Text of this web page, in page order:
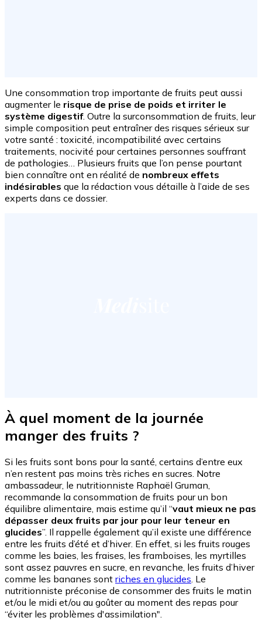
Une consommation trop importante de fruits peut aussi
augmenter le risque de prise de poids et irriter le
système digestif. Outre la surconsommation de fruits, leur
simple composition peut entraîner des risques sérieux sur
votre santé : toxicité, incompatibilité avec certains
traitements, nocivité pour certaines personnes souffrant
de pathologies… Plusieurs fruits que l’on pense pourtant
bien connaître ont en réalité de nombreux effets
indésirables que la rédaction vous détaille à l’aide de ses
experts dans ce dossier.
À quel moment de la journée
manger des fruits ?
Si les fruits sont bons pour la santé, certains d’entre eux
n’en restent pas moins très riches en sucres. Notre
ambassadeur, le nutritionniste Raphaël Gruman,
recommande la consommation de fruits pour un bon
équilibre alimentaire, mais estime qu’il “vaut mieux ne pas
dépasser deux fruits par jour pour leur teneur en
glucides”. Il rappelle également qu’il existe une différence
entre les fruits d’été et d’hiver. En effet, si les fruits rouges
comme les baies, les fraises, les framboises, les myrtilles
sont assez pauvres en sucre, en revanche, les fruits d’hiver
comme les bananes sont riches en glucides. Le
nutritionniste préconise de consommer des fruits le matin
et/ou le midi et/ou au goûter au moment des repas pour
“éviter les problèmes d'assimilation".